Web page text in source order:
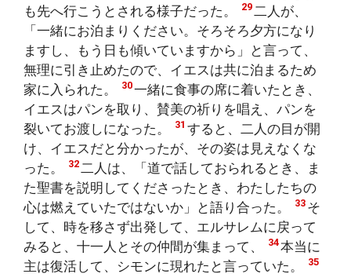
も先へ行こうとされる様子だった。
29二人が、
「一緒にお泊まりください。そろそろ夕方になり
ますし、もう日も傾いていますから」と言って、
無理に引き止めたので、イエスは共に泊まるため
家に入られた。
30一緒に食事の席に着いたとき、
イエスはパンを取り、賛美の祈りを唱え、パンを
裂いてお渡しになった。
31 すると、二人の目が開
け、イエスだと分かったが、その姿は見えなくな
った。
32二人は、「道で話しておられるとき、ま
た聖書を説明してくださったとき、わたしたちの
心は燃えていたではないか」と語り合った。
33 そ
して、時を移さず出発して、エルサレムに戻って
みると、十一人とその仲間が集まって、
34本当に
主は復活して、シモンに現れたと言っていた。
35